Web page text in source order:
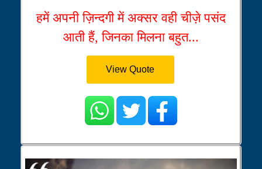
हमें अपनी ज़िन्दगी में अक्सर वही चीज़े पसंद
आती हैं, जिनका मिलना बहुत...
View Quote